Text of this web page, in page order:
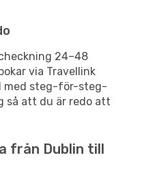
24–48
via Travellink
med steg-för-steg-
så att du är redo att
från Dublin till